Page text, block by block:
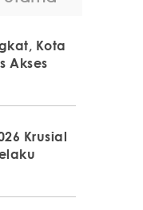
Kota
Akses
Krusial